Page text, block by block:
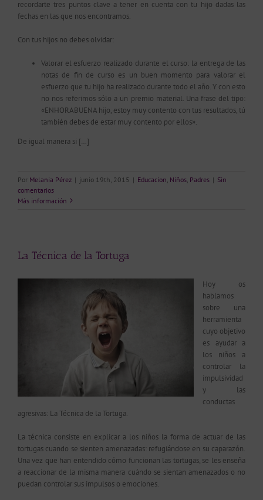
recordarte tres puntos clave a tener en cuenta con tu hijo dadas las
fechas en las que nos encontramos.
Con tus hijos no debes olvidar:
Valorar el esfuerzo realizado durante el curso: la entrega de las
notas de fin de curso es un buen momento para valorar el
esfuerzo que tu hijo ha realizado durante todo el año. Y con esto
no nos referimos sólo a un premio material. Una frase del tipo:
«ENHORABUENA hijo, estoy muy contento con tus resultados, tú
también debes de estar muy contento por ellos».
De igual manera si […]
Por Melania Pérez | junio 19th, 2015 | Educacion Niños Padres | Sin
comentarios
Más información
La Técnica de la Tortuga
Hoy os
hablamos
sobre una
herramienta
cuyo objetivo
es ayudar a
los niños a
controlar la
impulsividad
y las
conductas
agresivas: La Técnica de la Tortuga.
La técnica consiste en explicar a los niños la forma de actuar de las
tortugas cuando se sienten amenazadas: refugiándose en su caparazón.
Una vez que han entendido cómo funcionan las tortugas, se les enseña
a reaccionar de la misma manera cuándo se sientan amenazados o no
puedan controlar sus impulsos o emociones.